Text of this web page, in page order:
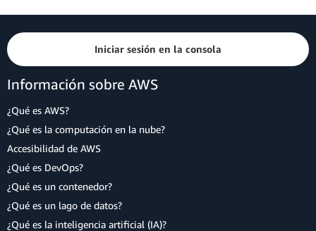
Iniciar sesión en la consola
Información sobre AWS
¿Qué es AWS?
¿Qué es la computación en la nube?
Accesibilidad de AWS
¿Qué es DevOps?
¿Qué es un contenedor?
¿Qué es un lago de datos?
¿Qué es la inteligencia artificial (IA)?